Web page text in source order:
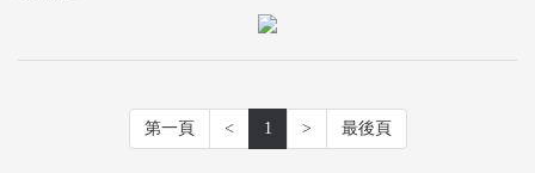
第一頁 < 1 > 最後頁